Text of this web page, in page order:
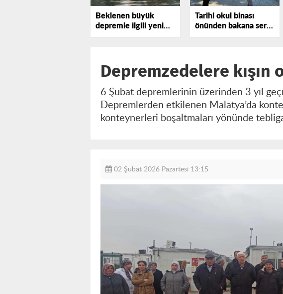
Beklenen büyük
depremle ilgili yeni
uyarı
Tarihi okul binası
önünden bakana sert
tepki gösterdi!
Depremzedelere kışın
6 Şubat depremlerinin üzerinden 3 yıl
Depremlerden etkilenen Malatya’da
konteynerleri boşaltmaları yönünde
02 Şubat 2026 Pazartesi 13:15